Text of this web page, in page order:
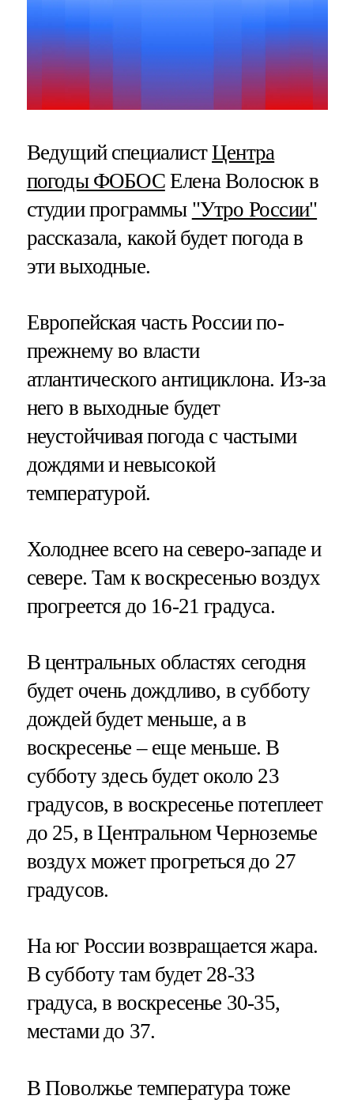
Ведущий специалистЦентра
погоды ФОБОСЕлена Волосюк в
студии программы "Утро России"
рассказала, какой будет погода в
эти выходные.
Европейская часть России по-
прежнему во власти
атлантического антициклона. Из-за
него в выходные будет
неустойчивая погода с частыми
дождями и невысокой
температурой.
Холоднее всего на северо-западе и
севере. Там к воскресенью воздух
прогреется до 16-21 градуса.
В центральных областях сегодня
будет очень дождливо, в субботу
дождей будет меньше, а в
воскресенье – еще меньше. В
субботу здесь будет около 23
градусов, в воскресенье потеплеет
до 25, в Центральном Черноземье
воздух может прогреться до 27
градусов.
На юг России возвращается жара.
В субботу там будет 28-33
градуса, в воскресенье 30-35,
местами до 37.
В Поволжье температура тоже